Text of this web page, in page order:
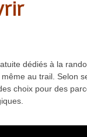
dédiés à la
au trail. Selon
choix pour des